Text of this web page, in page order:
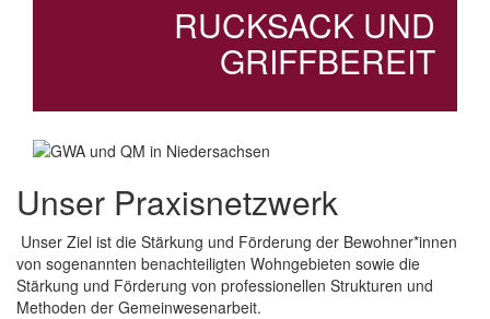
RUCKSACK UND
GRIFFBEREIT
Unser Praxisnetzwerk
Unser Ziel ist die Stärkung und Förderung der Bewohner*innen
von sogenannten benachteiligten Wohngebieten sowie die
Stärkung und Förderung von professionellen Strukturen und
Methoden der Gemeinwesenarbeit.